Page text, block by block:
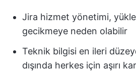
Jira hizmet yönetimi,
gecikmeye neden olabilir
Teknik bilgisi en ileri
dışında herkes için aşırı